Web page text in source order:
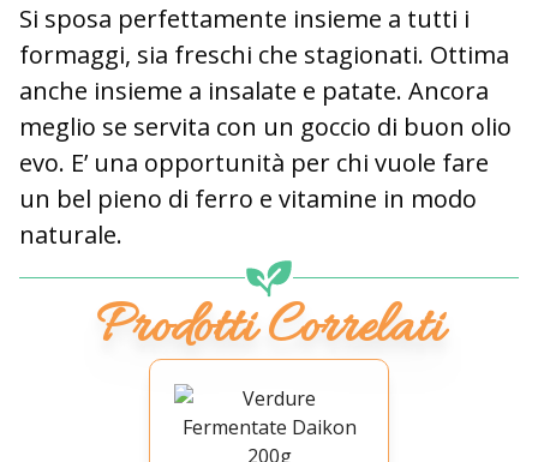
Si sposa perfettamente insieme a tutti i
formaggi, sia freschi che stagionati. Ottima
anche insieme a insalate e patate. Ancora
meglio se servita con un goccio di buon olio
evo. E’ una opportunità per chi vuole fare
un bel pieno di ferro e vitamine in modo
naturale.
Prodotti Correlati